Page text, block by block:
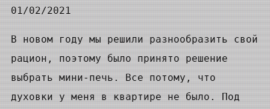
01/02/2021
В новом году мы решили разнообразить свой
рацион, поэтому было принято решение
выбрать мини-печь. Все потому, что
духовки у меня в квартире не было. Под